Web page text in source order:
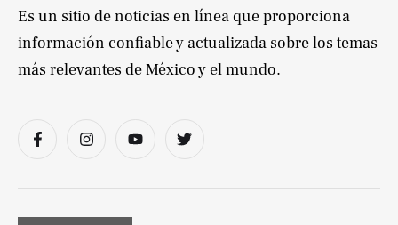
Es un sitio de noticias en línea que proporciona
información confiable y actualizada sobre los temas
más relevantes de México y el mundo.